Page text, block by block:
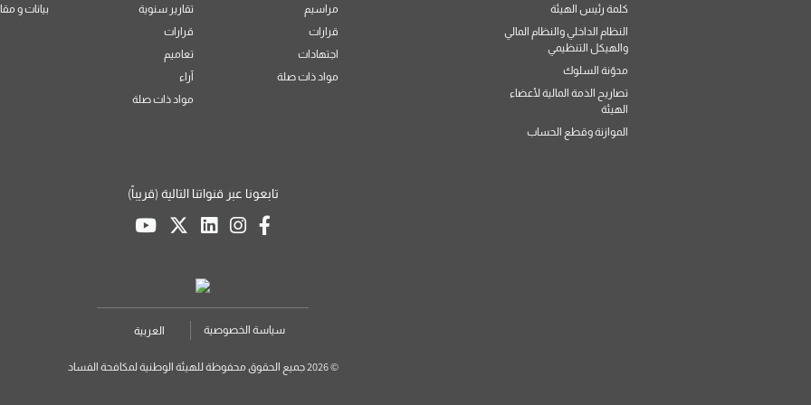
كلمة رئيس الهيئة
النظام الداخلي والنظام المالي
والهيكل التنظيمي
مدوّنة السلوك
تصاريح الذمة المالية لأعضاء
الهيئة
الموازنة وقطع الحساب
مراسيم
قرارات
اجتهادات
مواد ذات صلة
تقارير سنوية
قرارات
تعاميم
آراء
مواد ذات صلة
بيانات و
تابعونا عبر قنواتنا التالية (قريباً)
سياسة الخصوصية العربية
© 2026 جميع الحقوق محفوظة للهيئة الوطنية لمكافحة الفساد